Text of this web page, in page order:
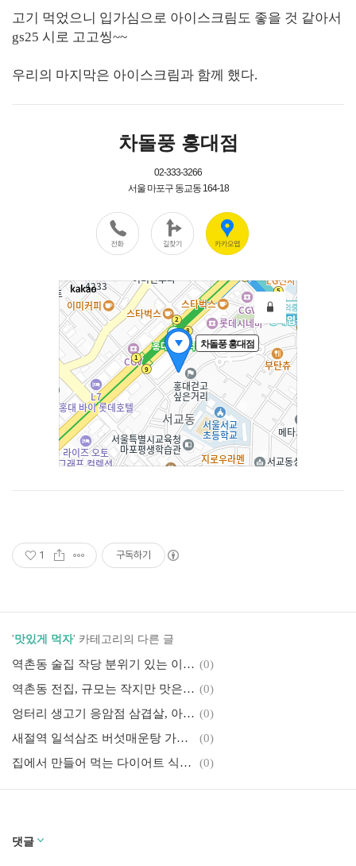
고기 먹었으니 입가심으로 아이스크림도 좋을 것 같아서
gs25 시로 고고씽~~
우리의 마지막은 아이스크림과 함께 했다.
1 구독하기
'맛있게 먹자' 카테고리의 다른 글
역촌동 술집 작당 분위기 있는 이자카야에서 (0)
역촌동 전집, 규모는 작지만 맛은 최고 월매전지짐이 (0)
엉터리 생고기 응암점 삼겹살, 아프리카 돼지열병 걱정없이 먹어도 된답니다~ (0)
새절역 일석삼조 버섯매운탕 가성비 맛집!
(0)
집에서 만들어 먹는 다이어트 식사! 간단한 재료소개.
(0)
댓글